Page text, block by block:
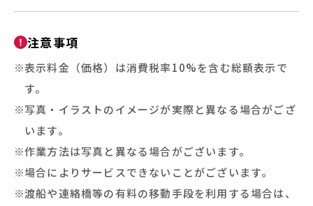
注意事項
表示料金（価格）は消費税率10%を含む総額表示で
す。
写真・イラストのイメージが実際と異なる場合がござ
います。
作業方法は写真と異なる場合がございます。
場合によりサービスできないことがございます。
渡船や連絡橋等の有料の移動手段を利用する場合は、